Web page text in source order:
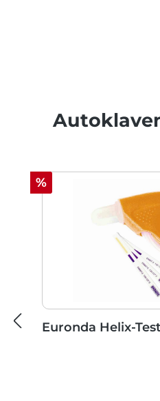
Produktgalerie
Rabatt
%
Euronda Helix-Test